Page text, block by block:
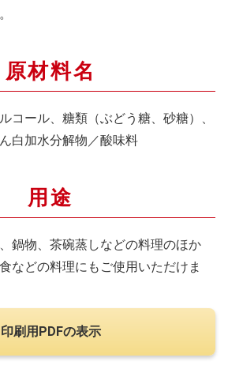
原材料名
コール、糖類（ぶどう糖、砂糖）、
白加水分解物／酸味料
用途
鍋物、茶碗蒸しなどの料理のほか
などの料理にもご使用いただけま
印刷用PDFの表示